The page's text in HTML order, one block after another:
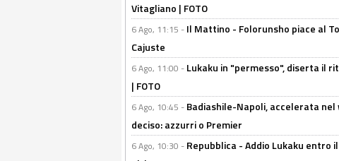
Vitagliano | FOTO
6 Ago, 11:15 - Il Mattino - Folorunsho piace al
Cajuste
6 Ago, 11:00 - Lukaku in "permesso", diserta il
| FOTO
6 Ago, 10:45 - Badiashile-Napoli, accelerata
deciso: azzurri o Premier
6 Ago, 10:30 - Repubblica - Addio Lukaku entro